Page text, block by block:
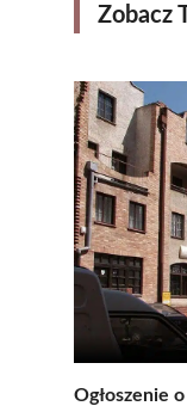
Zobacz
Ogłoszenie